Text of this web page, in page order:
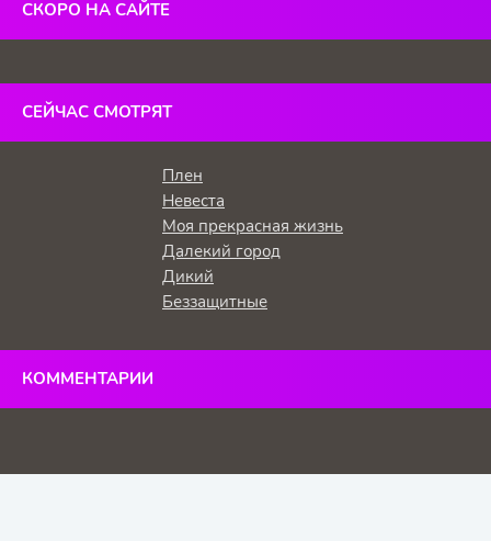
СКОРО НА САЙТЕ
СЕЙЧАС СМОТРЯТ
Плен
Невеста
Моя прекрасная жизнь
Далекий город
Дикий
Беззащитные
КОММЕНТАРИИ